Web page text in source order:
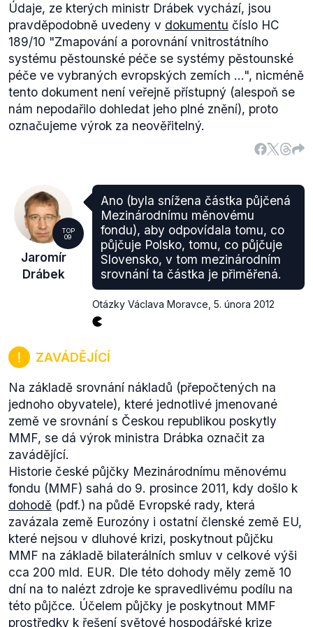
Údaje, ze kterých ministr Drábek vychází, jsou
pravděpodobně uvedeny v dokumentu číslo HC
189/10 "Zmapování a porovnání vnitrostátního
systému pěstounské péče se systémy pěstounské
péče ve vybraných evropských zemích ...", nicméně
tento dokument není veřejně přístupný (alespoň se
nám nepodařilo dohledat jeho plné znění), proto
označujeme výrok za neověřitelný.
TOP
09
Jaromír
Drábek
Ano (byla snížena částka půjčená
Mezinárodnímu měnovému
fondu), aby odpovídala tomu, co
půjčuje Polsko, tomu, co půjčuje
Slovensko, v tom mezinárodním
srovnání ta částka je přiměřená.
Otázky Václava Moravce 5. února 2012
ZAVÁDĚJÍCÍ
Na základě srovnání nákladů (přepočtených na
jednoho obyvatele), které jednotlivé jmenované
země ve srovnání s Českou republikou poskytly
MMF, se dá výrok ministra Drábka označit za
zavádějící.
Historie české půjčky Mezinárodnímu měnovému
fondu (MMF) sahá do 9. prosince 2011, kdy došlo k
dohodě (pdf.) na půdě Evropské rady, která
zavázala země Eurozóny i ostatní členské země EU,
které nejsou v dluhové krizi, poskytnout půjčku
MMF na základě bilaterálních smluv v celkové výši
cca 200 mld. EUR. Dle této dohody měly země 10
dní na to nalézt zdroje ke spravedlivému podílu na
této půjčce. Účelem půjčky je poskytnout MMF
prostředky k řešení světové hospodářské krize